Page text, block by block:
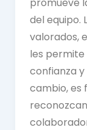
del equipo.
valorados,
les
confianza y
cambio, es